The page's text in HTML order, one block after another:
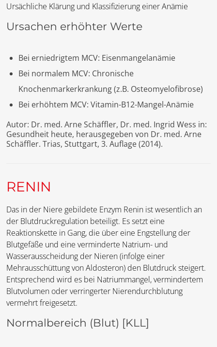
Ursächliche Klärung und Klassifizierung einer Anämie
Ursachen erhöhter Werte
Bei erniedrigtem MCV: Eisenmangelanämie
Bei normalem MCV: Chronische
Knochenmarkerkrankung (z.B. Osteomyelofibrose)
Bei erhöhtem MCV: Vitamin-B12-Mangel-Anämie
Autor: Dr. med. Arne Schäffler, Dr. med. Ingrid Wess in:
Gesundheit heute, herausgegeben von Dr. med. Arne
Schäffler. Trias, Stuttgart, 3. Auflage (2014).
RENIN
Das in der Niere gebildete Enzym Renin ist wesentlich an
der Blutdruckregulation beteiligt. Es setzt eine
Reaktionskette in Gang, die über eine Engstellung der
Blutgefäße und eine verminderte Natrium- und
Wasserausscheidung der Nieren (infolge einer
Mehrausschüttung von Aldosteron) den Blutdruck steigert.
Entsprechend wird es bei Natriummangel, vermindertem
Blutvolumen oder verringerter Nierendurchblutung
vermehrt freigesetzt.
Normalbereich (Blut) [KLL]